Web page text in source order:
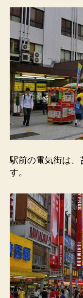
手
作
り
看
板
へ
の
駅前の電気街は、
す。